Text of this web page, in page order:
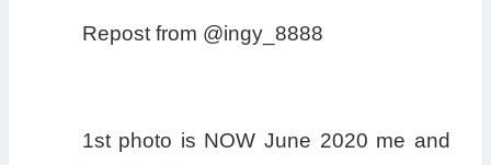
Repost from @ingy_8888
1st photo is NOW June 2020 me and